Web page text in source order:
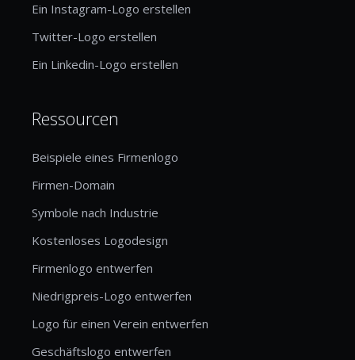
Ein Instagram-Logo erstellen
Twitter-Logo erstellen
Ein Linkedin-Logo erstellen
Ressourcen
Beispiele eines Firmenlogo
Firmen-Domain
Symbole nach Industrie
Kostenloses Logodesign
Firmenlogo entwerfen
Niedrigpreis-Logo entwerfen
Logo für einen Verein entwerfen
Geschäftslogo entwerfen